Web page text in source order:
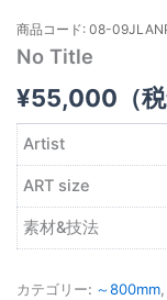
商品コード: 08-
No Title
¥55,000 （
Artist
ART size
素材&技法
カテゴリー: ～800mm,